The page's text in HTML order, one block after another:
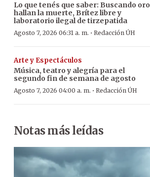
Lo que tenés que saber: Buscando oro
hallan la muerte, Brítez libre y
laboratorio ilegal de tirzepatida
Agosto 7, 2026 06:31 a. m. · Redacción ÚH
Arte y Espectáculos
Música, teatro y alegría para el
segundo fin de semana de agosto
Agosto 7, 2026 04:00 a. m. · Redacción ÚH
Notas más leídas